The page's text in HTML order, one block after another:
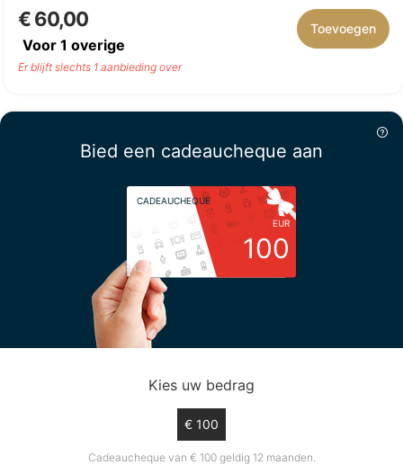
€ 60,00
Voor 1 overige
Toevoegen
Er blijft slechts 1 aanbieding over
Bied een cadeaucheque aan
CADEAUCHEQUE
EUR
100
Kies uw bedrag
€ 100
Cadeaucheque van € 100 geldig 12 maanden.